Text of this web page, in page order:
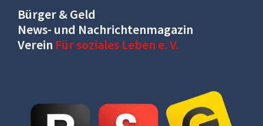
Bürger & Geld
News- und Nachrichtenmagazin
Verein Für soziales Leben e. V.